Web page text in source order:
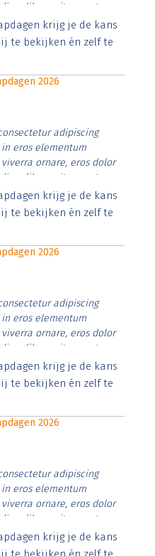
libero vitae erat.
id rutrum lorem
tristique posuere.
krijg je de kans
te bekijken én zelf te
2026
adipiscing
eros elementum
ornare, eros dolor
libero vitae erat.
id rutrum lorem
tristique posuere.
krijg je de kans
te bekijken én zelf te
2026
adipiscing
eros elementum
ornare, eros dolor
libero vitae erat.
id rutrum lorem
tristique posuere.
krijg je de kans
te bekijken én zelf te
2026
adipiscing
eros elementum
ornare, eros dolor
libero vitae erat.
id rutrum lorem
tristique posuere.
krijg je de kans